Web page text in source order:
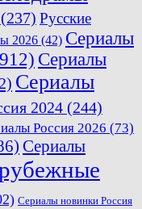
(237) Русские
2026 (42) Сериалы
Сериалы
Сериалы
2024 (244)
Россия 2026 (73)
Сериалы
Сериалы новинки Россия